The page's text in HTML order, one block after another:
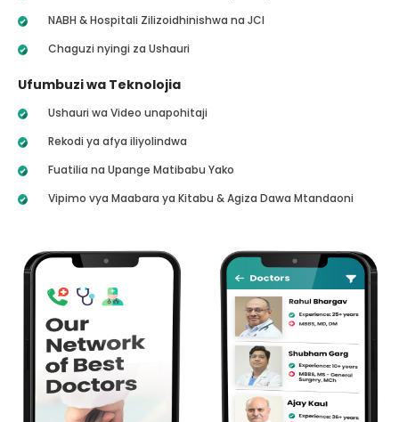
NABH & Hospitali Zilizoidhinishwa na JCI
Chaguzi nyingi za Ushauri
Ufumbuzi wa Teknolojia
Ushauri wa Video unapohitaji
Rekodi ya afya iliyolindwa
Fuatilia na Upange Matibabu Yako
Vipimo vya Maabara ya Kitabu & Agiza Dawa Mtandaoni